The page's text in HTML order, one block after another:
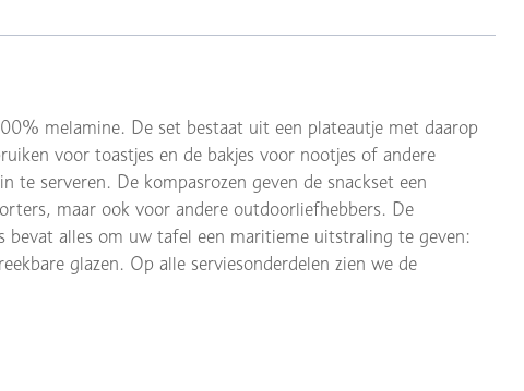
melamine. De set bestaat uit een plateautje met daarop
voor toastjes en de bakjes voor nootjes of andere
te serveren. De kompasrozen geven de snackset een
maar ook voor andere outdoorliefhebbers. De
bevat alles om uw tafel een maritieme uitstraling te geven:
glazen. Op alle serviesonderdelen zien we de